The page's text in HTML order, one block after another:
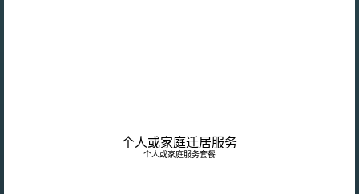
个人或家庭迁居服务
个人或家庭服务套餐